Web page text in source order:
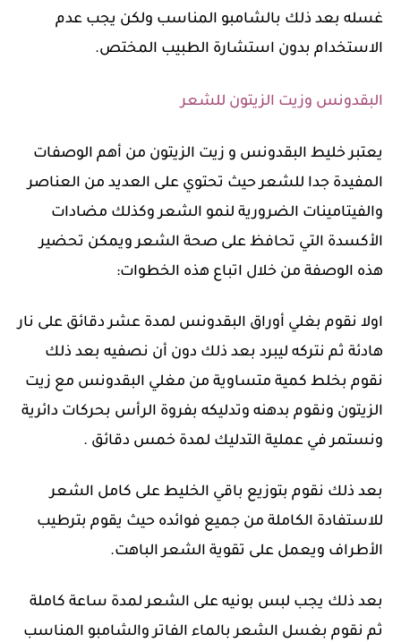
غسله بعد ذلك بالشامبو المناسب ولكن يجب عدم
الاستخدام بدون استشارة الطبيب المختص.
البقدونس وزيت الزيتون للشعر
يعتبر خليط البقدونس و زيت الزيتون من أهم الوصفات
المفيدة جدا للشعر حيث تحتوي على العديد من العناصر
والفيتامينات الضرورية لنمو الشعر وكذلك مضادات
الأكسدة التي تحافظ على صحة الشعر ويمكن تحضير
هذه الوصفة من خلال اتباع هذه الخطوات:
اولا نقوم بغلي أوراق البقدونس لمدة عشر دقائق على نار
هادئة ثم نتركه ليبرد بعد ذلك دون أن نصفيه بعد ذلك
نقوم بخلط كمية متساوية من مغلي البقدونس مع زيت
الزيتون ونقوم بدهنه وتدليكه بفروة الرأس بحركات دائرية
ونستمر في عملية التدليك لمدة خمس دقائق .
بعد ذلك نقوم بتوزيع باقي الخليط على كامل الشعر
للاستفادة الكاملة من جميع فوائده حيث يقوم بترطيب
الأطراف ويعمل على تقوية الشعر الباهت.
بعد ذلك يجب لبس بونيه على الشعر لمدة ساعة كاملة
ثم نقوم بغسل الشعر بالماء الفاتر والشامبو المناسب